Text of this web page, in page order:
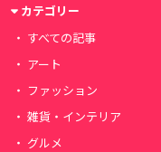
カテゴリー
すべての記事
アート
ファッション
雑貨・インテリア
グルメ